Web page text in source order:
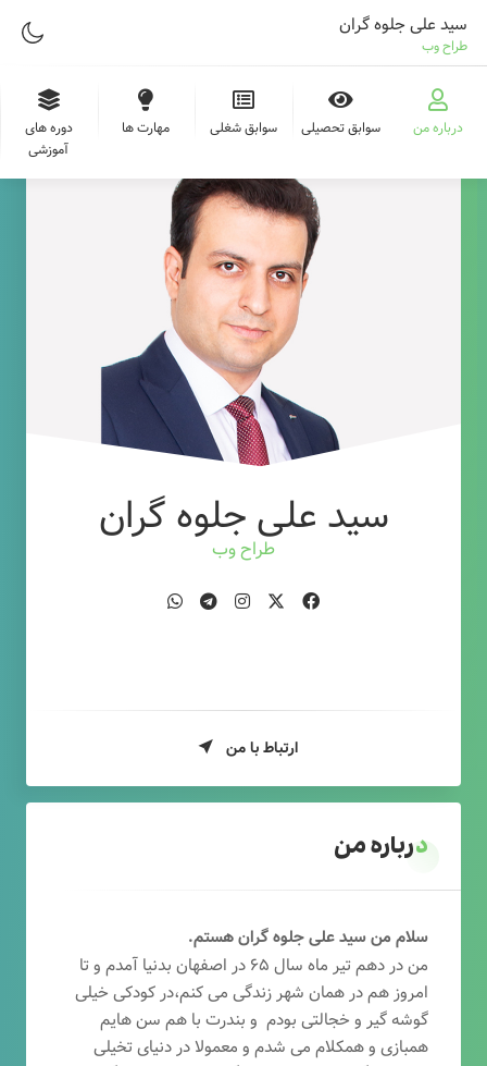
سید علی جلوه گران
طراح وب
درباره من سوابق تحصیلی سوابق شغلی مهارت ها
دوره های
آموزشی
سید علی جلوه گران
طراح وب
ارتباط با من
درباره من
سلام من سید علی جلوه گران هستم.
من در دهم تیر ماه سال ۶۵ در اصفهان بدنیا آمدم و تا
امروز هم در همان شهر زندگی می کنم،در کودکی خیلی
گوشه گیر و خجالتی بودم و بندرت با هم سن هایم
همبازی و همکلام می شدم و معمولا در دنیای تخیلی